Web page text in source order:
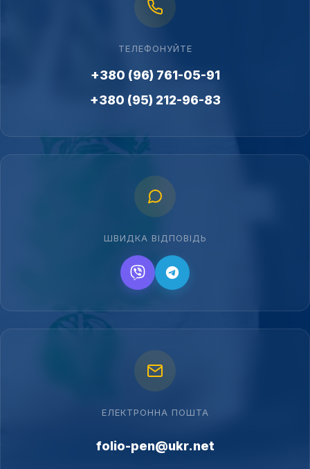
ТЕЛЕФОНУЙТЕ
+380 (96) 761-05-91
+380 (95) 212-96-83
ШВИДКА ВІДПОВІДЬ
ЕЛЕКТРОННА ПОШТА
folio-pen@ukr.net